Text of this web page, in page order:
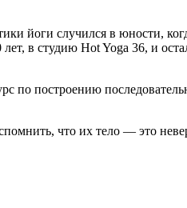
йоги случился в юности,
в студию Hot Yoga 36, и
по построению
что их тело — это